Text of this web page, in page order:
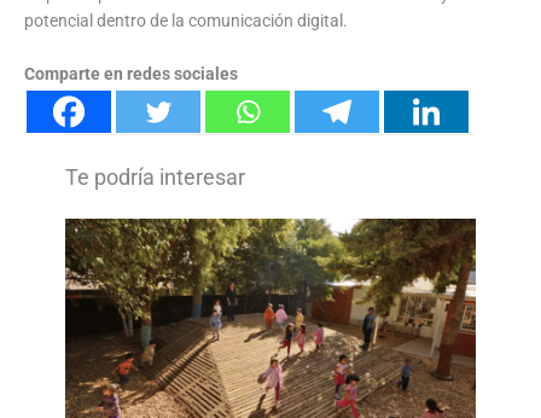
potencial dentro de la comunicación digital.
Comparte en redes sociales